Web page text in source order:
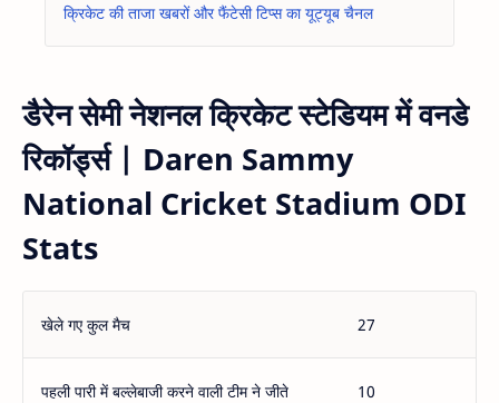
क्रिकेट की ताजा खबरों और फैंटेसी टिप्स का यूट्यूब चैनल
डैरेन सेमी नेशनल क्रिकेट स्टेडियम में वनडे
रिकॉर्ड्स | Daren Sammy
National Cricket Stadium ODI
Stats
खेले गए कुल मैच 27
पहली पारी में बल्लेबाजी करने वाली टीम ने जीते 10